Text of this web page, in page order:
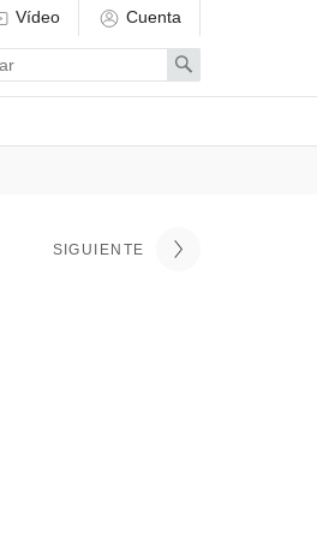
Vídeo Cuenta
Search
SIGUIENTE